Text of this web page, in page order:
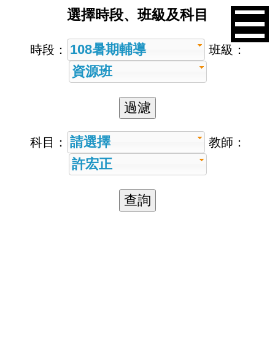
選擇時段、班級及科目
時段： 108暑期輔導 班級：
資源班
科目： 請選擇 教師：
許宏正